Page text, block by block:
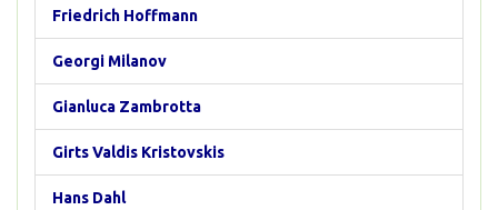
Friedrich Hoffmann
Georgi Milanov
Gianluca Zambrotta
Girts Valdis Kristovskis
Hans Dahl